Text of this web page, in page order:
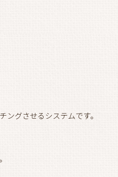
グさせるシステムです。